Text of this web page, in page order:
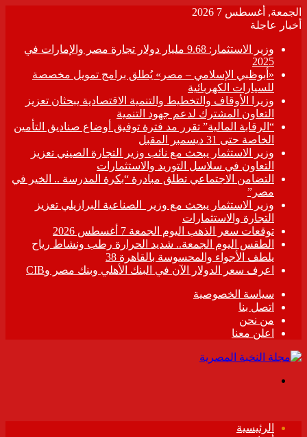
الجمعة, أغسطس 7 2026
أخبار عاجلة
وزير الاستثمار: 9.68 مليار دولار تجارة مصر والإمارات في
2025
«أبوظبي الإسلامي – مصر» يُطلق برامج تمويل مخصصة
للسيارات الكهربائية
وزيرا الأوقاف والتخطيط والتنمية الاقتصادية يبحثان تعزيز
التعاون المشترك لدعم جهود التنمية
“الرقابة المالية” تقرر مد فترة توفيق أوضاع صناديق التأمين
الخاصة حتى 31 ديسمبر المقبل
وزير الاستثمار يبحث مع نائب وزير التجارة الصيني تعزيز
التعاون في سلاسل التوريد والاستثمارات
التضامن الاجتماعي تطلق مبادرة “بكرة المدرسة .. الخير في
مصر”
وزير الاستثمار يبحث مع وزير الصناعية البرازيلي تعزيز
التجارة والاستثمارات
توقعات سعر الذهب اليوم الجمعة 7 أغسطس 2026
الطقس اليوم الجمعة.. شديد الحرارة رطب ونشاط رياح
يلطف الأجواء والمحسوسة بالقاهرة 38
اعرف سعر الدولار الآن في البنك الأهلي وبنك مصر وCIB
سياسة الخصوصية
اتصل بنا
من نحن
اعلن معنا
الرئيسية